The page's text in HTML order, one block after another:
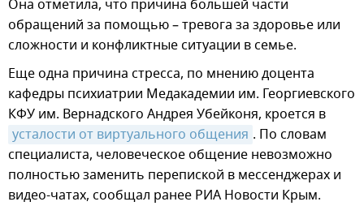
Она отметила, что причина большей части
обращений за помощью – тревога за здоровье или
сложности и конфликтные ситуации в семье.
Еще одна причина стресса, по мнению доцента
кафедры психиатрии Медакадемии им. Георгиевского
КФУ им. Вернадского Андрея Убейконя, кроется в
усталости от виртуального общения . По словам
специалиста, человеческое общение невозможно
полностью заменить перепиской в мессенджерах и
видео-чатах, сообщал ранее РИА Новости Крым.